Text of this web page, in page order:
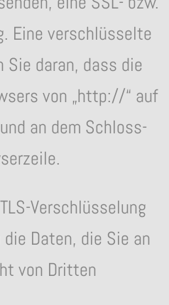
Eine verschlüsselte
Sie daran, dass die
von „http://“ auf
an dem Schloss-
Verschlüsselung
Daten, die Sie an
von Dritten